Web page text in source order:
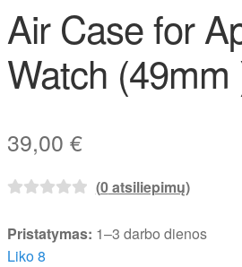
Air Case for
Watch (49mm
39,00 €
(0atsiliepimų)
Pristatymas: 1–3 darbo dienos
Liko 8